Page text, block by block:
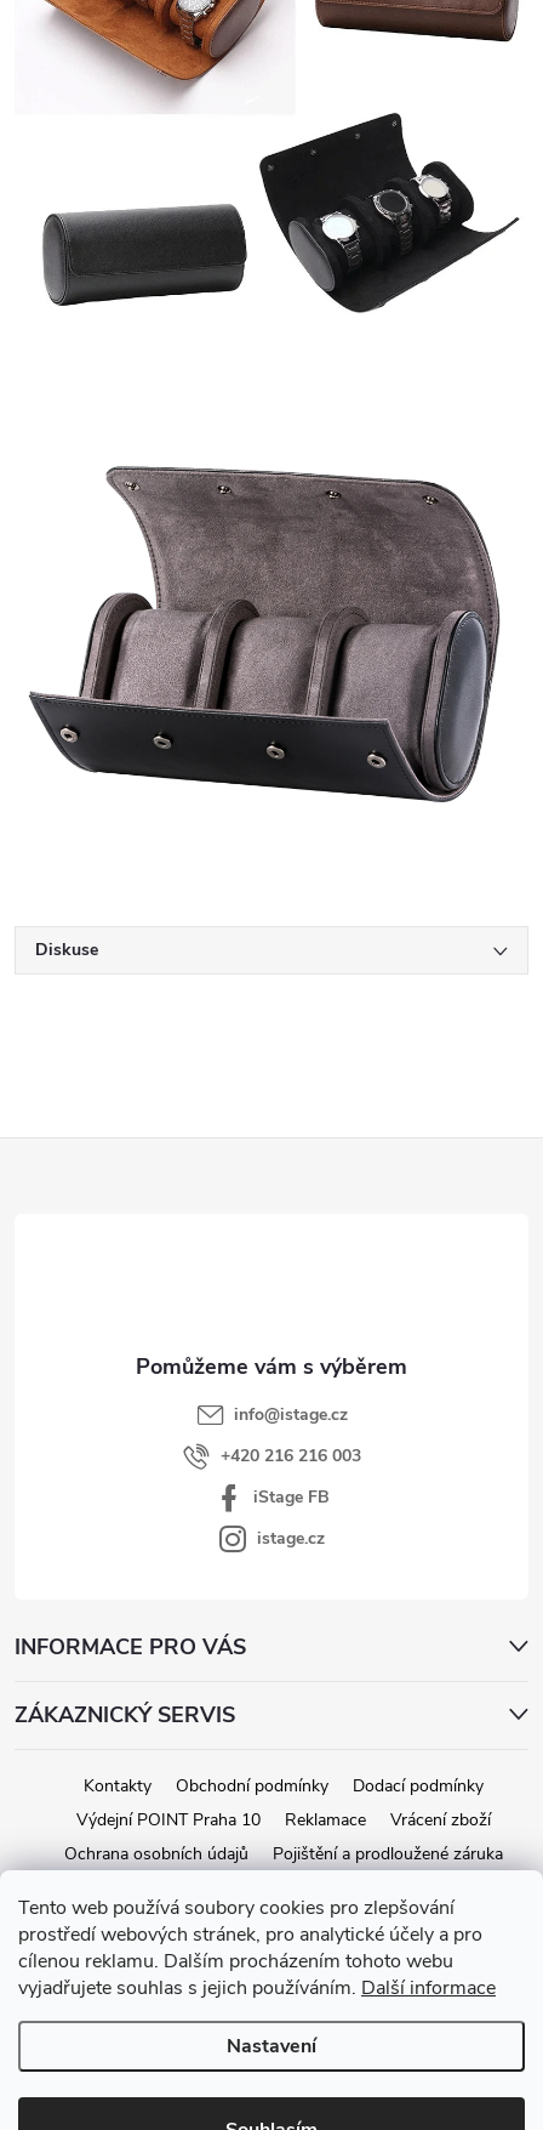
Tento web používá soubory cookies pro zlepšování
prostředí webových stránek, pro analytické účely a pro
cílenou reklamu. Dalším procházením tohoto webu
vyjadřujete souhlas s jejich používáním. Další informace
Nastavení
Diskuse
info@istage.cz
+420 216 216 003
iStage FB
istage.cz
INFORMACE PRO VÁS
ZÁKAZNICKÝ SERVIS
Kontakty Obchodní podmínky
Dodací podmínky
Výdejní POINT Praha 10
Reklamace
Vrácení zboží
Ochrana osobních údajů
Pojištění a prodloužené záruka
Vytvořil Shoptet
Copyright 2026iStage.cz. Všechna práva vyhrazena.Upravit nastavení
cookies